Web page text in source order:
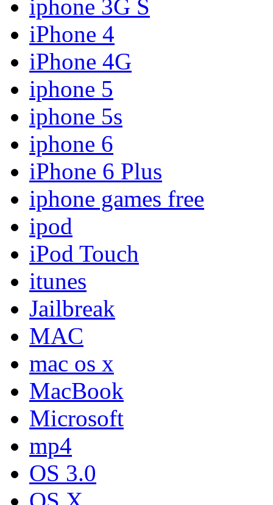
iphone 3G S
iPhone 4
iPhone 4G
iphone 5
iphone 5s
iphone 6
iPhone 6 Plus
iphone games free
ipod
iPod Touch
itunes
Jailbreak
MAC
mac os x
MacBook
Microsoft
mp4
OS 3.0